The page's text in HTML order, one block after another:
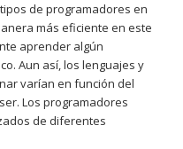
de programadores en
más eficiente en este
aprender algún
Aun así, los lenguajes y
varían en función del
Los programadores
de diferentes